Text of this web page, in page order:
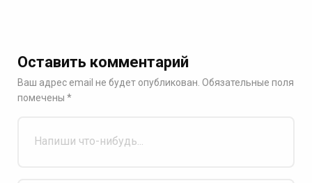
Оставить комментарий
Ваш адрес email не будет опубликован. Обязательные поля
помечены *